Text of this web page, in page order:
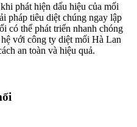
phát hiện dấu hiệu của mối
pháp tiêu diệt chúng ngay lập
có thể phát triển nhanh chóng
với công ty diệt mối Hà Lan
an toàn và hiệu quả.